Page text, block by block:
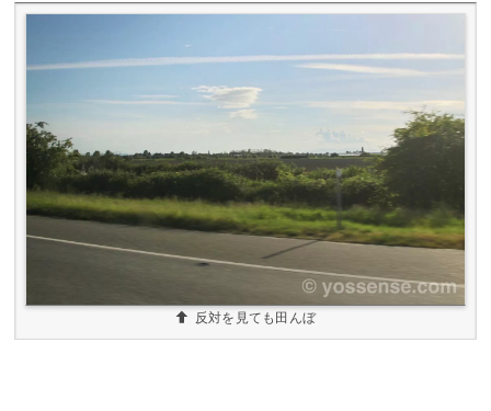
反対を見ても田んぼ